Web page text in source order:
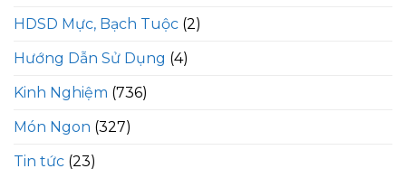
HDSD Mực, Bạch Tuộc (2)
Hướng Dẫn Sử Dụng (4)
Kinh Nghiệm (736)
Món Ngon (327)
Tin tức (23)